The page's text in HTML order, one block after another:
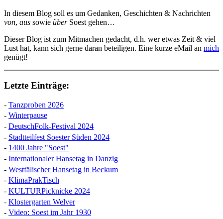
In diesem Blog soll es um Gedanken, Geschichten & Nachrichten
von, aus sowie überSoest gehen…
Dieser Blog ist zum Mitmachen gedacht, d.h. wer etwas Zeit & viel
Lust hat, kann sich gerne daran beteiligen. Eine kurze eMail an mich
genügt!
Letzte Einträge:
- Tanzproben 2026
- Winterpause
- DeutschFolk-Festival 2024
- Stadtteilfest Soester Süden 2024
- 1400 Jahre "Soest"
- Internationaler Hansetag in Danzig
- Westfälischer Hansetag in Beckum
- KlimaPrakTisch
- KULTURPicknicke 2024
- Klostergarten Welver
- Video: Soest im Jahr 1930